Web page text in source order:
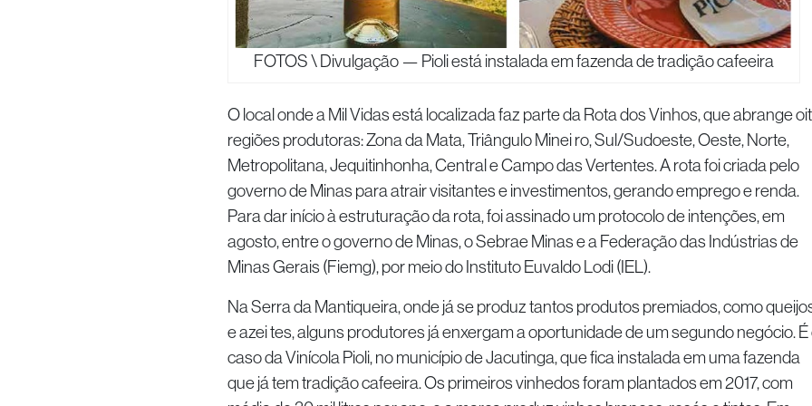
FOTOS \ Divulgação — Pioli está instalada em fazenda de tradição cafeeira
O local onde a Mil Vidas está localizada faz parte da Rota dos Vinhos, que abrange
regiões produtoras: Zona da Mata, Triângulo Minei ro, Sul/Sudoeste, Oeste, Norte,
Metropolitana, Jequitinhonha, Central e Campo das Vertentes. A rota foi criada pelo
governo de Minas para atrair visitantes e investimentos, gerando emprego e renda.
Para dar início à estruturação da rota, foi assinado um protocolo de intenções, em
agosto, entre o governo de Minas, o Sebrae Minas e a Federação das Indústrias de
Minas Gerais (Fiemg), por meio do Instituto Euvaldo Lodi (IEL).
Na Serra da Mantiqueira, onde já se produz tantos produtos premiados, como
e azei tes, alguns produtores já enxergam a oportunidade de um segundo negócio. É
caso da Vinícola Pioli, no município de Jacutinga, que fica instalada em uma fazenda
que já tem tradição cafeeira. Os primeiros vinhedos foram plantados em 2017, com